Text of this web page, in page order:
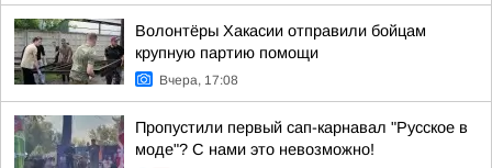
Волонтёры Хакасии отправили бойцам
крупную партию помощи
Вчера, 17:08
Пропустили первый сап-карнавал "Русское в
моде"? С нами это невозможно!